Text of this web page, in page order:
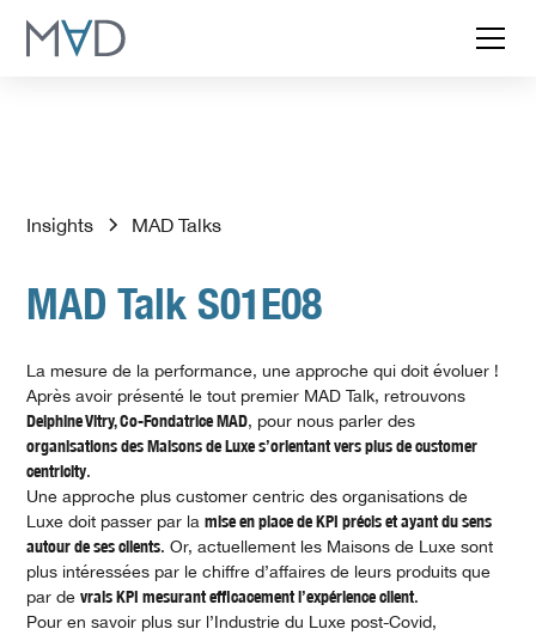
Insights MAD Talks
MAD Talk S01E08
La mesure de la performance, une approche qui doit évoluer !
Après avoir présenté le tout premier MAD Talk, retrouvons
Delphine Vitry, Co-Fondatrice MAD, pour nous parler des
organisations des Maisons de Luxe s’orientant vers plus de customer
centricity.
Une approche plus customer centric des organisations de
Luxe doit passer par lamise en place de KPI précis et ayant du sens
autour de ses clients. Or, actuellement les Maisons de Luxe sont
plus intéressées par le chiffre d’affaires de leurs produits que
par devrais KPI mesurant efficacement l’expérience client.
Pour en savoir plus sur l’Industrie du Luxe post-Covid,